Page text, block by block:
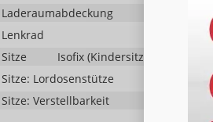
Laderaumabdeckung
Lenkrad
in
Sitze
Isofix
Sitze: Lordosenstütze
Sitze: Verstellbarkeit